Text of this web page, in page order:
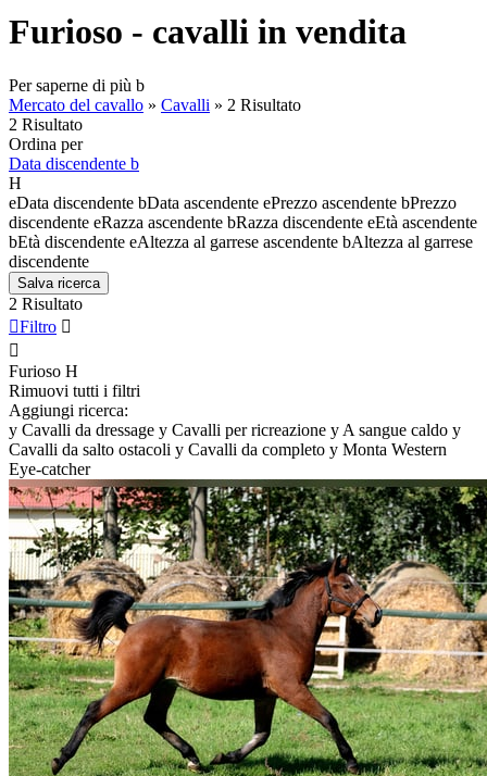
Furioso - cavalli in vendita
Per saperne di più b
Mercato del cavallo » Cavalli » 2 Risultato
2 Risultato
Ordina per
Data discendente b
H
eData discendente bData ascendente ePrezzo ascendente bPrezzo
discendente eRazza ascendente bRazza discendente eEtà ascendente
bEtà discendente eAltezza al garrese ascendente bAltezza al garrese
discendente
Salva ricerca
2 Risultato
Filtro 

Furioso H
Rimuovi tutti i filtri
Aggiungi ricerca:
y Cavalli da dressage y Cavalli per ricreazione y A sangue caldo y
Cavalli da salto ostacoli y Cavalli da completo y Monta Western
Eye-catcher